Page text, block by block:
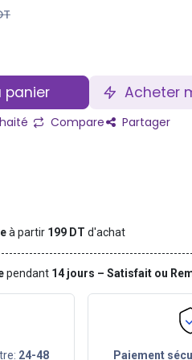
panier Acheter
Compare Partager
à partir 199 DTd'achat
pendant 14 jours – Satisfait ou
24-48 Paiement